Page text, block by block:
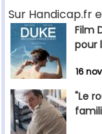
Sur Handicap.fr
Film
pour
16
"Le